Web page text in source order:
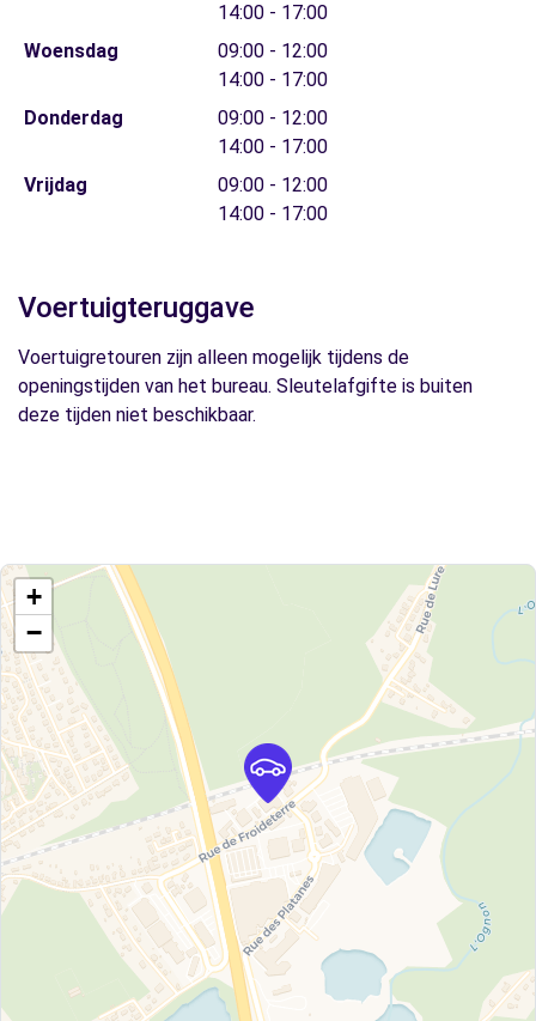
14:00 - 17:00
Woensdag
09:00 - 12:00
14:00 - 17:00
Donderdag
09:00 - 12:00
14:00 - 17:00
Vrijdag
09:00 - 12:00
14:00 - 17:00
Voertuigteruggave
Voertuigretouren zijn alleen mogelijk tijdens de
openingstijden van het bureau. Sleutelafgifte is buiten
deze tijden niet beschikbaar.
+
−